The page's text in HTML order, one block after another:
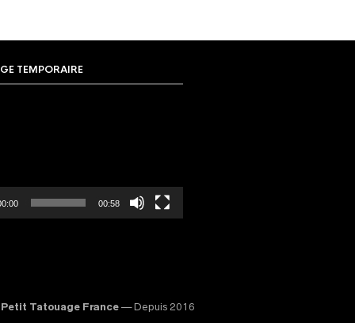
TEMPORAIRE
00:58
Petit Tatouage France— Depuis 2016